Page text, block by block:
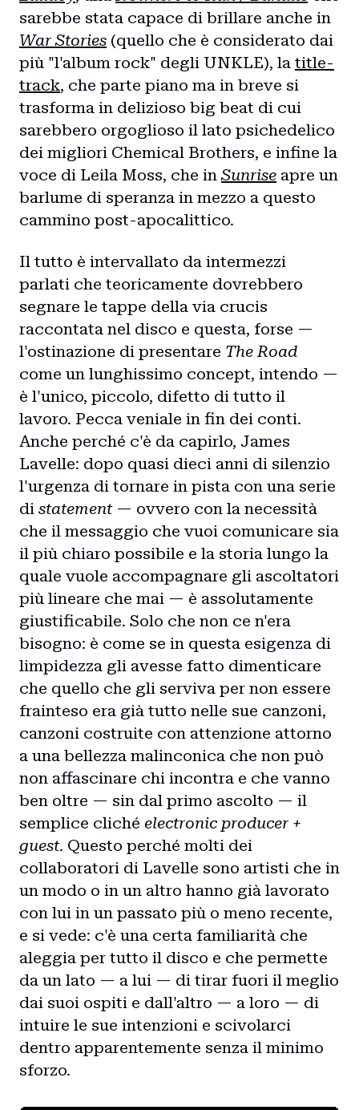
sarebbe stata capace di brillare anche in
War Stories (quello che è considerato dai
più "l'album rock" degli UNKLE), la title-
track, che parte piano ma in breve si
trasforma in delizioso big beat di cui
sarebbero orgoglioso il lato psichedelico
dei migliori Chemical Brothers, e infine la
voce di Leila Moss, che in Sunrise apre un
barlume di speranza in mezzo a questo
cammino post-apocalittico.
Il tutto è intervallato da intermezzi
parlati che teoricamente dovrebbero
segnare le tappe della via crucis
raccontata nel disco e questa, forse —
l'ostinazione di presentare The Road
come un lunghissimo concept, intendo —
è l'unico, piccolo, difetto di tutto il
lavoro. Pecca veniale in fin dei conti.
Anche perché c'è da capirlo, James
Lavelle: dopo quasi dieci anni di silenzio
l'urgenza di tornare in pista con una serie
di statement— ovvero con la necessità
che il messaggio che vuoi comunicare sia
il più chiaro possibile e la storia lungo la
quale vuole accompagnare gli ascoltatori
più lineare che mai — è assolutamente
giustificabile. Solo che non ce n'era
bisogno: è come se in questa esigenza di
limpidezza gli avesse fatto dimenticare
che quello che gli serviva per non essere
frainteso era già tutto nelle sue canzoni,
canzoni costruite con attenzione attorno
a una bellezza malinconica che non può
non affascinare chi incontra e che vanno
ben oltre — sin dal primo ascolto — il
semplice cliché electronic producer +
guest. Questo perché molti dei
collaboratori di Lavelle sono artisti che in
un modo o in un altro hanno già lavorato
con lui in un passato più o meno recente,
e si vede: c'è una certa familiarità che
aleggia per tutto il disco e che permette
da un lato — a lui — di tirar fuori il meglio
dai suoi ospiti e dall'altro — a loro — di
intuire le sue intenzioni e scivolarci
dentro apparentemente senza il minimo
sforzo.